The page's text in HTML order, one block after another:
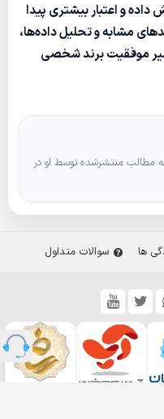
و اعتبار بیشتری پیدا
مشابه و تحلیل داده‌ها،
موفقیت برند شخصی
مطالب منتشرشده توسط او در
ها سوالات متداول